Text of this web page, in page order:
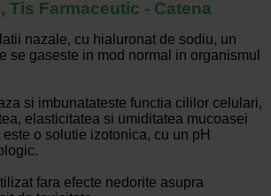
Tis Farmaceutic - Catena
nazale, cu hialuronat de sodiu, un
se gaseste in mod normal in organismul
si imbunatateste functia cililor celulari,
elasticitatea si umiditatea mucoasei
o solutie izotonica, cu un pH
fara efecte nedorite asupra